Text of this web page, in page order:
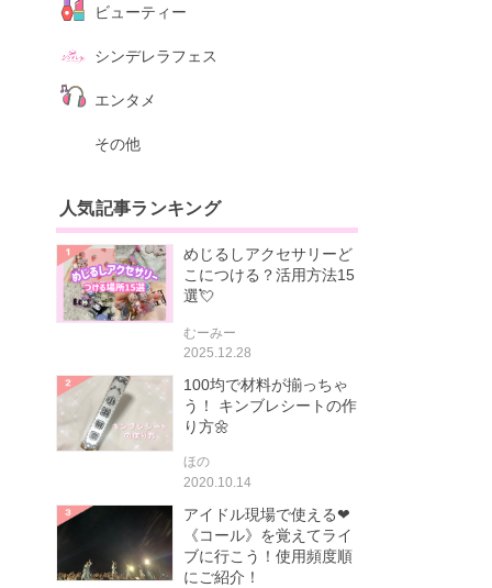
ビューティー
シンデレラフェス
エンタメ
その他
人気記事ランキング
めじるしアクセサリーど
こにつける？活用方法15
選💘
むーみー
2025.12.28
100均で材料が揃っちゃ
う！ キンブレシートの作
り方🌼
ほの
2020.10.14
アイドル現場で使える❤
《コール》を覚えてライ
ブに行こう！使用頻度順
にご紹介！